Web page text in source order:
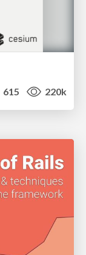
615 220k